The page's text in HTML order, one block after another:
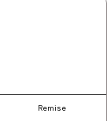
Remise